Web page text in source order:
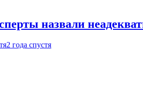
назвали
2 года спустя